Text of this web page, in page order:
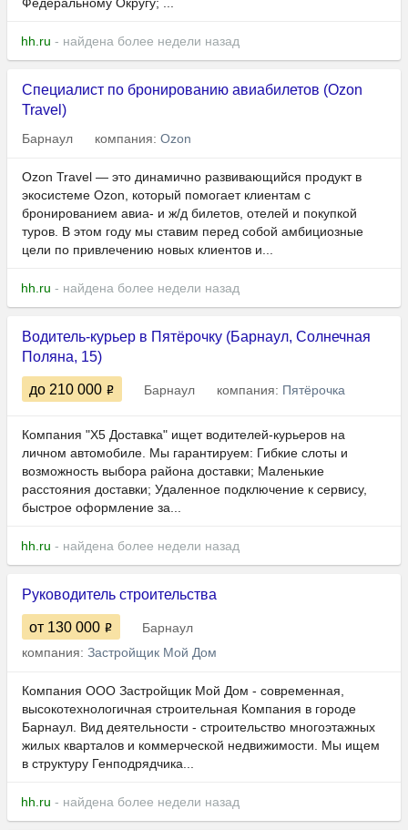
Федеральному Округу; ...
hh.ru - найдена более недели назад
Специалист по бронированию авиабилетов (Ozon
Travel)
Барнаул компания: Ozon
Ozon Travel — это динамично развивающийся продукт в
экосистеме Ozon, который помогает клиентам с
бронированием авиа- и ж/д билетов, отелей и покупкой
туров. В этом году мы ставим перед собой амбициозные
цели по привлечению новых клиентов и...
hh.ru - найдена более недели назад
Водитель-курьер в Пятёрочку (Барнаул, Солнечная
Поляна, 15)
до 210 000 Барнаул компания: Пятёрочка
Компания "Х5 Доставка" ищет водителей-курьеров на
личном автомобиле. Мы гарантируем: Гибкие слоты и
возможность выбора района доставки; Маленькие
расстояния доставки; Удаленное подключение к сервису,
быстрое оформление за...
hh.ru - найдена более недели назад
Руководитель строительства
от 130 000
Барнаул
компания: Застройщик Мой Дом
Компания ООО Застройщик Мой Дом - современная,
высокотехнологичная строительная Компания в городе
Барнаул. Вид деятельности - строительство многоэтажных
жилых кварталов и коммерческой недвижимости. Мы ищем
в структуру Генподрядчика...
hh.ru - найдена более недели назад